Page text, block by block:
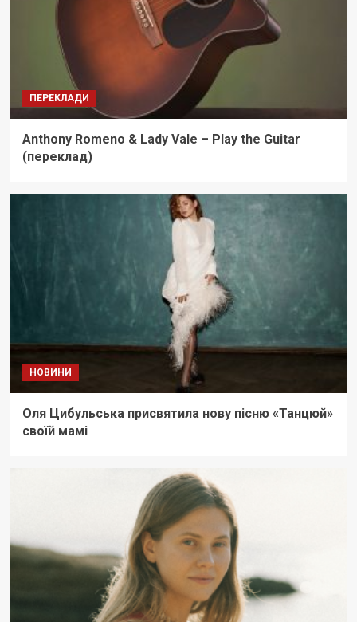
ПЕРЕКЛАДИ
Anthony Romeno & Lady Vale – Play the Guitar
(переклад)
НОВИНИ
Оля Цибульська присвятила нову пісню «Танцюй»
своїй мамі